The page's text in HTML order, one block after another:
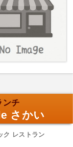
ンチ
さかい
ク レストラン